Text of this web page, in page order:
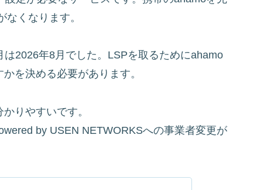
くなります。
2026年8月でした。LSPを取るためにahamo
を決める必要があります。
りやすいです。
by USEN NETWORKSへの事業者変更が